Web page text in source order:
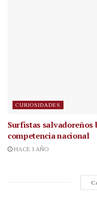
CURIOSIDADES
Surfistas salvadoreños
competencia nacional
HACE 1 AÑO